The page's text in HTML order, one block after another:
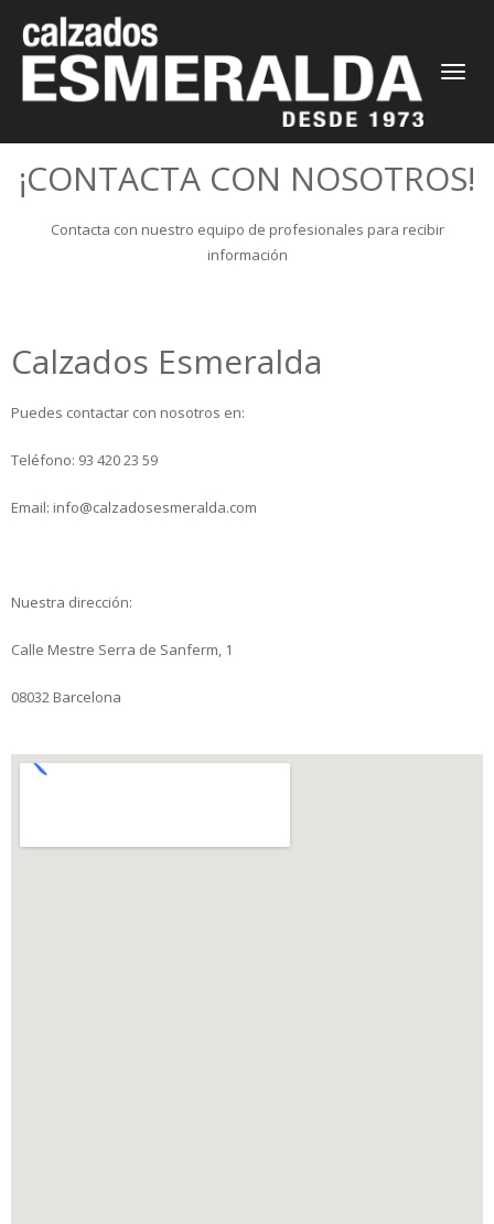
CAMBIAR
¡CONTACTA CON NOSOTROS!
Contacta con nuestro equipo de profesionales para recibir
información
Calzados Esmeralda
Puedes contactar con nosotros en:
Teléfono: 93 420 23 59
Email: info@calzadosesmeralda.com
Nuestra dirección:
Calle Mestre Serra de Sanferm, 1
08032 Barcelona